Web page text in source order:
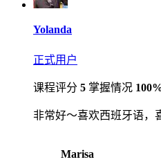
Yolanda
正式用户
课程评分 5 掌握情况
非常好～喜欢西班牙语，
Marisa